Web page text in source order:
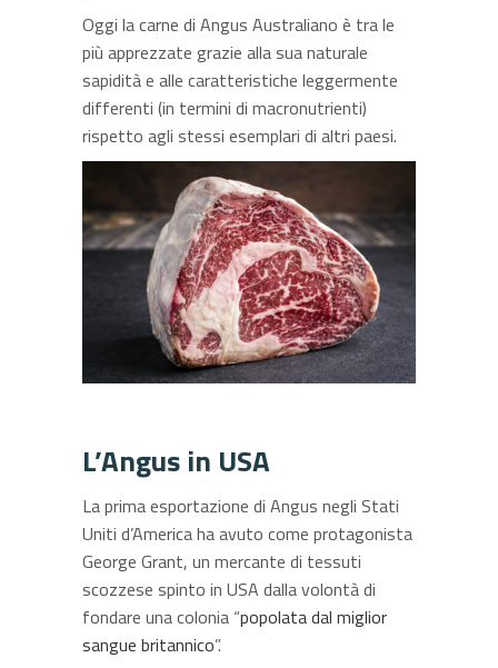
Oggi la carne di Angus Australiano è tra le
più apprezzate grazie alla sua naturale
sapidità e alle caratteristiche leggermente
differenti (in termini di macronutrienti)
rispetto agli stessi esemplari di altri paesi.
L’Angus in USA
La prima esportazione di Angus negli Stati
Uniti d’America ha avuto come protagonista
George Grant, un mercante di tessuti
scozzese spinto in USA dalla volontà di
fondare una colonia “popolata dal miglior
sangue britannico”.